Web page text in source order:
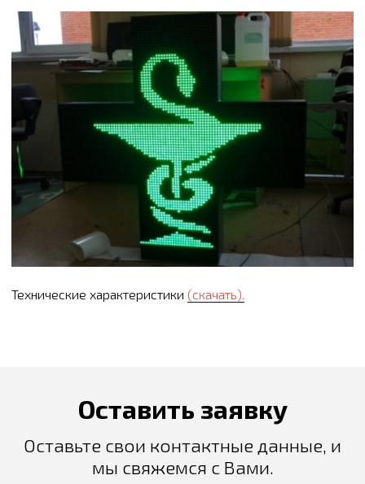
Технические характеристики (скачать).
Оставить заявку
Оставьте свои контактные данные, и
мы свяжемся с Вами.